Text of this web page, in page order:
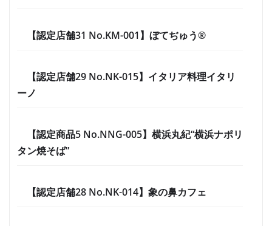
【認定店舗31 No.KM-001】ぼてぢゅう®
【認定店舗29 No.NK-015】イタリア料理イタリ
ーノ
【認定商品5 No.NNG-005】横浜丸紀“横浜ナポリ
タン焼そば”
【認定店舗28 No.NK-014】象の鼻カフェ